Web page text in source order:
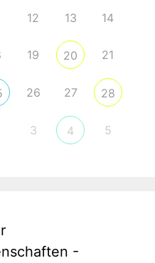
12 13 14
19 20 21
26 27 28
3 4 5
-